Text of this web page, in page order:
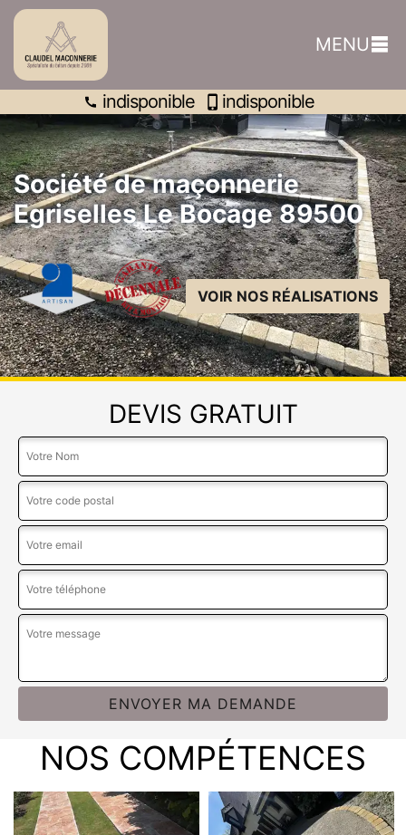
MENU
indisponible indisponible
Société de maçonnerie
Egriselles Le Bocage 89500
VOIR NOS RÉALISATIONS
DEVIS GRATUIT
NOS COMPÉTENCES